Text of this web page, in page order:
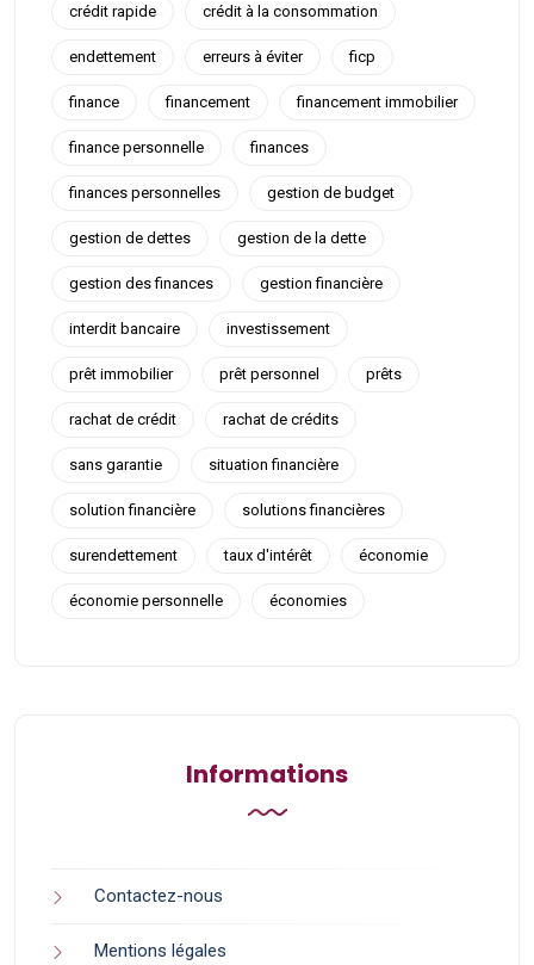
crédit rapide crédit à la consommation
endettement erreurs à éviter ficp
finance financement financement immobilier
finance personnelle finances
finances personnelles gestion de budget
gestion de dettes gestion de la dette
gestion des finances gestion financière
interdit bancaire investissement
prêt immobilier prêt personnel prêts
rachat de crédit rachat de crédits
sans garantie situation financière
solution financière solutions financières
surendettement taux d'intérêt économie
économie personnelle économies
Informations
Contactez-nous
Mentions légales